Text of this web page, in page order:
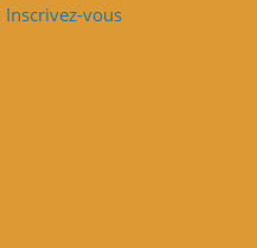
Inscrivez-vous